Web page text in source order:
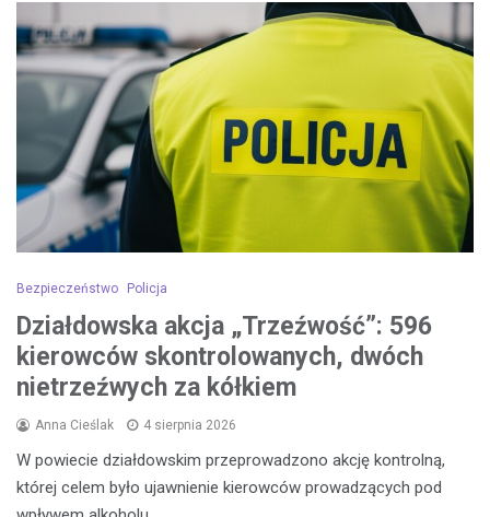
Bezpieczeństwo Policja
Działdowska akcja „Trzeźwość”: 596
kierowców skontrolowanych, dwóch
nietrzeźwych za kółkiem
Anna Cieślak 4 sierpnia 2026
W powiecie działdowskim przeprowadzono akcję kontrolną,
której celem było ujawnienie kierowców prowadzących pod